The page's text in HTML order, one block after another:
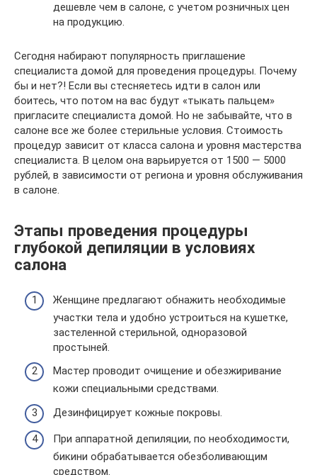
дешевле чем в салоне, с учетом розничных цен
на продукцию.
Сегодня набирают популярность приглашение
специалиста домой для проведения процедуры. Почему
бы и нет?! Если вы стесняетесь идти в салон или
боитесь, что потом на вас будут «тыкать пальцем»
пригласите специалиста домой. Но не забывайте, что в
салоне все же более стерильные условия. Стоимость
процедур зависит от класса салона и уровня мастерства
специалиста. В целом она варьируется от 1500 — 5000
рублей, в зависимости от региона и уровня обслуживания
в салоне.
Этапы проведения процедуры
глубокой депиляции в условиях
салона
Женщине предлагают обнажить необходимые
участки тела и удобно устроиться на кушетке,
застеленной стерильной, одноразовой
простыней.
Мастер проводит очищение и обезжиривание
кожи специальными средствами.
Дезинфицирует кожные покровы.
При аппаратной депиляции, по необходимости,
бикини обрабатывается обезболивающим
средством.